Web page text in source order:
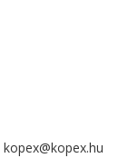
kopex@kopex.hu